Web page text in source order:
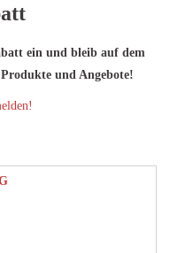
ein und bleib auf dem
und Angebote!